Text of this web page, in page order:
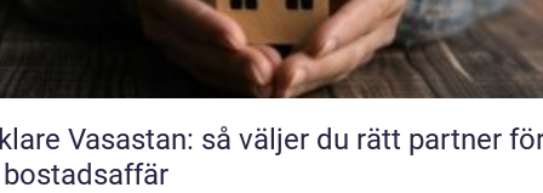
Vasastan: så väljer du rätt partner